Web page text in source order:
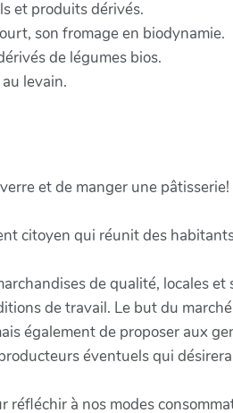
et produits dérivés.
son fromage en biodynamie.
de légumes bios.
levain.
et de manger une pâtisserie!
citoyen qui réunit des
de qualité, locales
de travail. Le but du
également de proposer aux
éventuels qui
à nos modes